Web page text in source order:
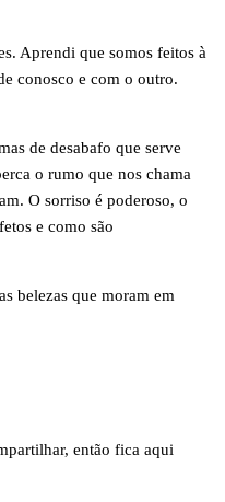
Aprendi que somos feitos à
conosco e com o outro.
de desabafo que serve
o rumo que nos chama
O sorriso é poderoso, o
e como são
belezas que moram em
então fica aqui